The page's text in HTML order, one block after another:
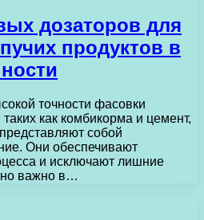
дозаторов для
продуктов в
точности фасовки
как комбикорма и цемент,
собой
Они обеспечивают
и исключают лишние
важно в…